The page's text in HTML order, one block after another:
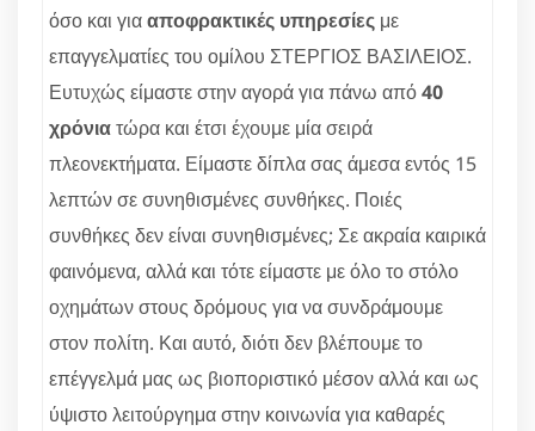
όσο και γιααποφρακτικές υπηρεσίες με
επαγγελματίες του ομίλου ΣΤΕΡΓΙΟΣ ΒΑΣΙΛΕΙΟΣ.
Ευτυχώς είμαστε στην αγορά για πάνω από40
χρόνιατώρα και έτσι έχουμε μία σειρά
πλεονεκτήματα. Είμαστε δίπλα σας άμεσα εντός 15
λεπτών σε συνηθισμένες συνθήκες. Ποιές
συνθήκες δεν είναι συνηθισμένες; Σε ακραία καιρικά
φαινόμενα, αλλά και τότε είμαστε με όλο το στόλο
οχημάτων στους δρόμους για να συνδράμουμε
στον πολίτη. Και αυτό, διότι δεν βλέπουμε το
επέγγελμά μας ως βιοποριστικό μέσον αλλά και ως
ύψιστο λειτούργημα στην κοινωνία για καθαρές